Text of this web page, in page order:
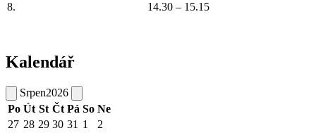
8.
14.30 – 15.15
Kalendář
Srpen2026
Po Út St Čt Pá So Ne
27 28 29 30 31 1
2